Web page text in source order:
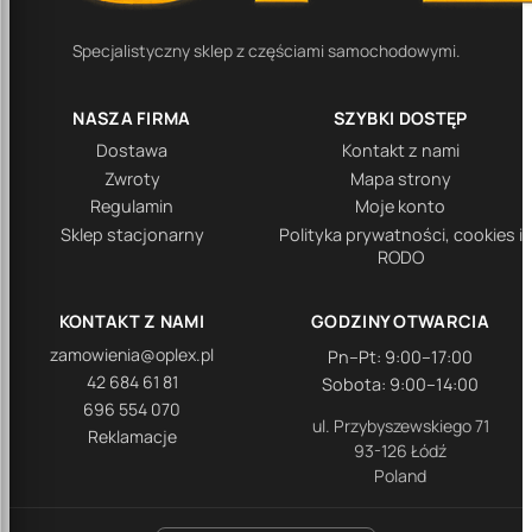
Specjalistyczny sklep z częściami samochodowymi.
NASZA FIRMA
Dostawa
Zwroty
Regulamin
Sklep stacjonarny
SZYBKI DOSTĘP
Kontakt z nami
Mapa strony
Moje konto
Polityka prywatności, cookies i
RODO
KONTAKT Z NAMI
zamowienia@oplex.pl
42 684 61 81
696 554 070
Reklamacje
GODZINY OTWARCIA
Pn–Pt: 9:00–17:00
Sobota: 9:00–14:00
ul. Przybyszewskiego 71
93-126 Łódź
Poland